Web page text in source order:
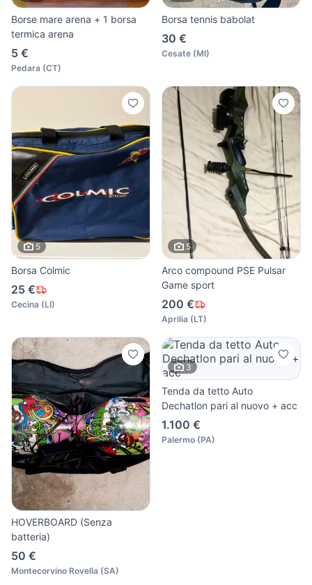
Borse mare arena + 1 borsa
termica arena
5 €
Pedara (CT)
Borsa tennis babolat
30 €
Cesate (MI)
5
Borsa Colmic
25 €
Cecina (LI)
5
Arco compound PSE Pulsar
Game sport
200 €
Aprilia (LT)
HOVERBOARD (Senza
batteria)
50 €
Montecorvino Rovella (SA)
3
Tenda da tetto Auto
Dechatlon pari al nuovo + acc
1.100 €
Palermo (PA)